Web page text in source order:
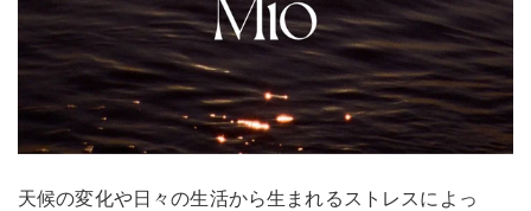
天候の変化や日々の生活から生まれるストレスによっ